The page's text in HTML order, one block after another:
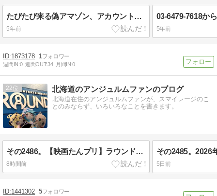
たびたび来る偽アマゾン、アカウント停止メール。
5年前 5年前
1873178 1
週間IN:0 週間OUT:34 月間IN:0
22 北海道のアンジュルムファンのブログ
北海道在住のアンジュルムファンが、スマイレージのこ
とのみならず、いろいろなことを書きます。
その2486。【映画たんプリ】ラウンドワンコラボ第2回～私って「何の人」？～
8時間前 5日前
1441302 5